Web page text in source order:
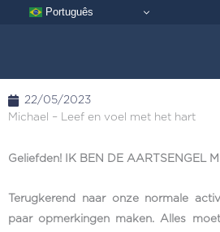
Português
22/05/2023
Michael – Leef en voel met het hart
Geliefden! IK BEN DE AARTSENGEL
Terugkerend naar onze normale
paar opmerkingen maken. Alles